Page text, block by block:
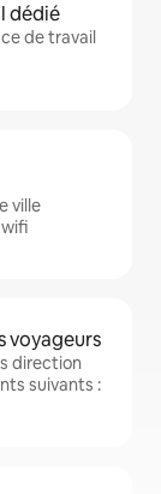
dédié
de travail
ville
voyageurs
direction
suivants :